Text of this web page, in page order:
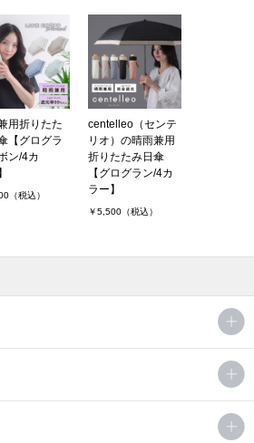
用折りたた
【グログラ
ン/4カ
（税込）
centelleo（センテ
リオ）の晴雨兼用
折りたたみ日傘
【グログラン/4カ
ラー】
￥5,500（税込）